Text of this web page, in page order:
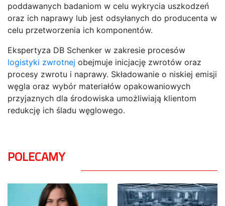
poddawanych badaniom w celu wykrycia uszkodzeń
oraz ich naprawy lub jest odsyłanych do producenta w
celu przetworzenia ich komponentów.
Ekspertyza DB Schenker w zakresie procesów
logistyki zwrotnej obejmuje inicjację zwrotów oraz
procesy zwrotu i naprawy. Składowanie o niskiej emisji
węgla oraz wybór materiałów opakowaniowych
przyjaznych dla środowiska umożliwiają klientom
redukcję ich śladu węglowego.
POLECAMY